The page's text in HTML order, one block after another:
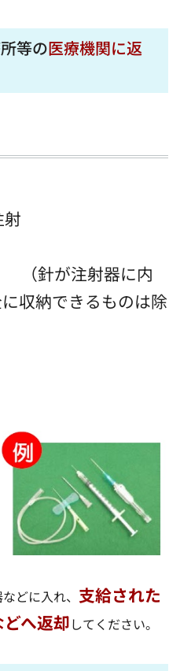
等の医療機関に返
射器に内
収納できるものは除
どに入れ、 支給された
へ返却してください。